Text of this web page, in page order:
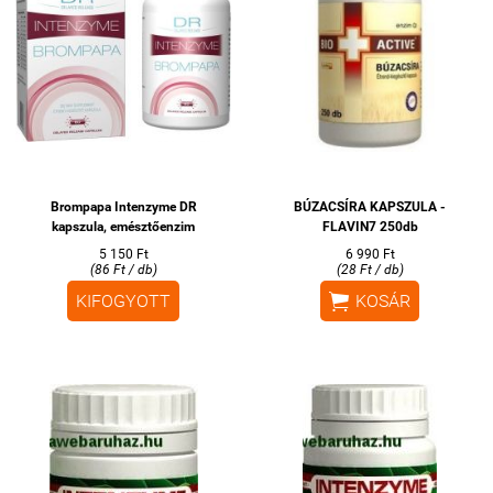
Brompapa Intenzyme DR
kapszula, emésztőenzim
5 150 Ft
(86 Ft / db)
KIFOGYOTT
BÚZACSÍRA KAPSZULA -
FLAVIN7 250db
6 990 Ft
(28 Ft / db)
 KOSÁR